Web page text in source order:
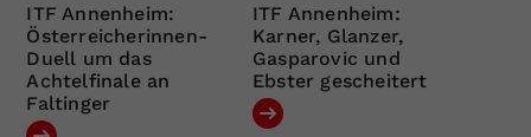
ITF Annenheim:
Österreicherinnen-
Duell um das
Achtelfinale an
Faltinger
ITF Annenheim:
Karner, Glanzer,
Gasparovic und
Ebster gescheitert